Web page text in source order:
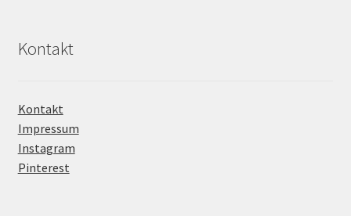
Kontakt
Kontakt
Impressum
Instagram
Pinterest